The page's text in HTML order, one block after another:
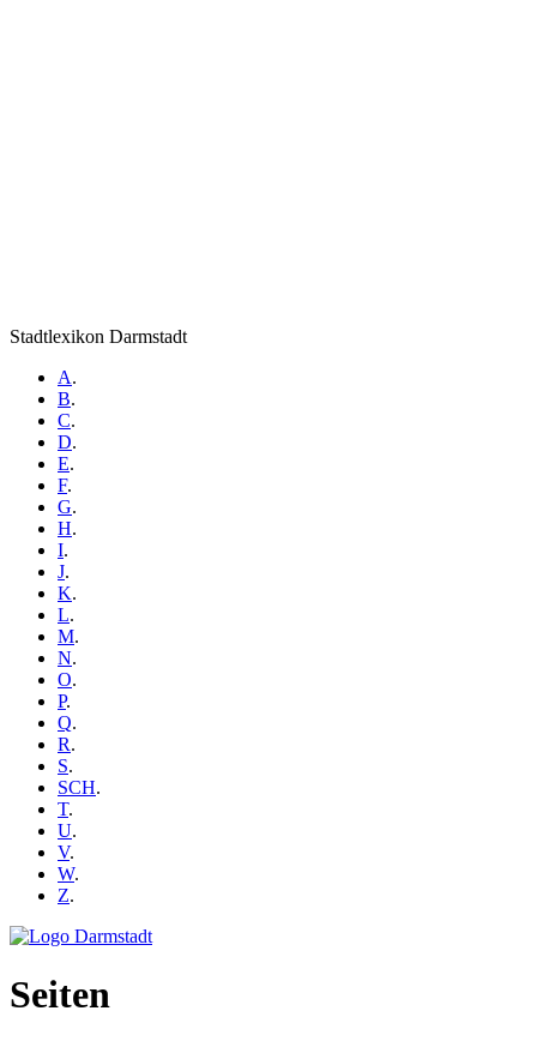
Stadtlexikon Darmstadt
A.
B.
C.
D.
E.
F.
G.
H.
I.
J.
K.
L.
M.
N.
O.
P.
Q.
R.
S.
SCH.
T.
U.
V.
W.
Z.
Seiten